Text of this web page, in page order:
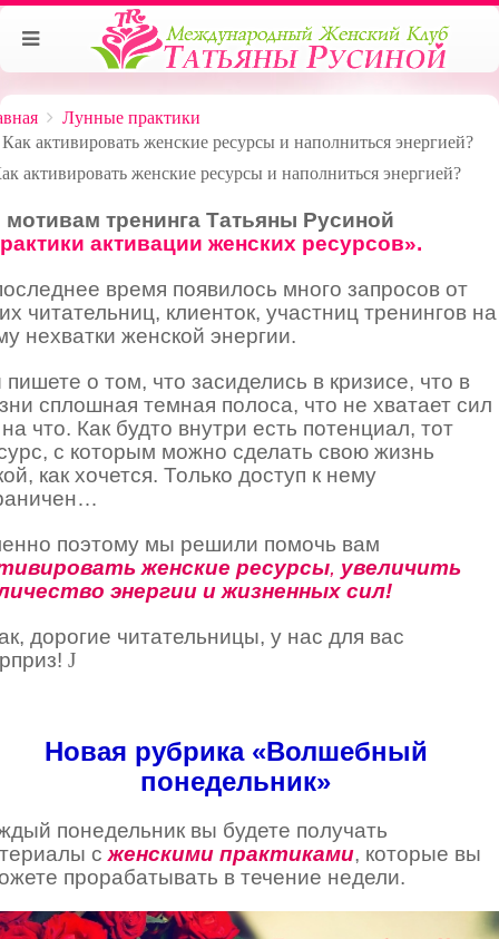
Лунные практики
Как активировать женские ресурсы и наполниться энергией?
тренинга Татьяны Русиной
активации женских ресурсов».
время появилось много запросов от
читательниц, клиенток, участниц тренингов на
нехватки женской энергии.
о том, что засиделись в кризисе, что в
сплошная темная полоса, что не хватает сил
что. Как будто внутри есть потенциал, тот
с которым можно сделать свою жизнь
как хочется. Только доступ к нему
поэтому мы решили помочь вам
женские ресурсы, увеличить
энергии и жизненных сил!
дорогие читательницы, у нас для вас
J
Новая рубрика «Волшебный
понедельник»
понедельник вы будете получать
сженскими практиками, которые вы
прорабатывать в течение недели.